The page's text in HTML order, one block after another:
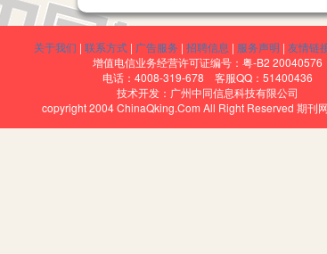
在课文中摘抄，鼓励在课外抄录。这样做既给了孩子自
述，生字已不是三年级语文教学的重点，但仍是一个重
生对生字的正确读音和写法有了初步的感知。第二步是在
三步是“单元巩固法”。这是纠正错别字的重要阶段，运
关于我们 | 联系方式 | 广告服务 | 招聘信息 | 服务声明 | 友情链
增值电信业务经营许可证编号：粤-B2 20040576
电话：4008-319-678 客服QQ：51400436
技术开发：广州中同信息科技有限公司
copyright 2004 ChinaQking.Com All Right Reserved 期刊